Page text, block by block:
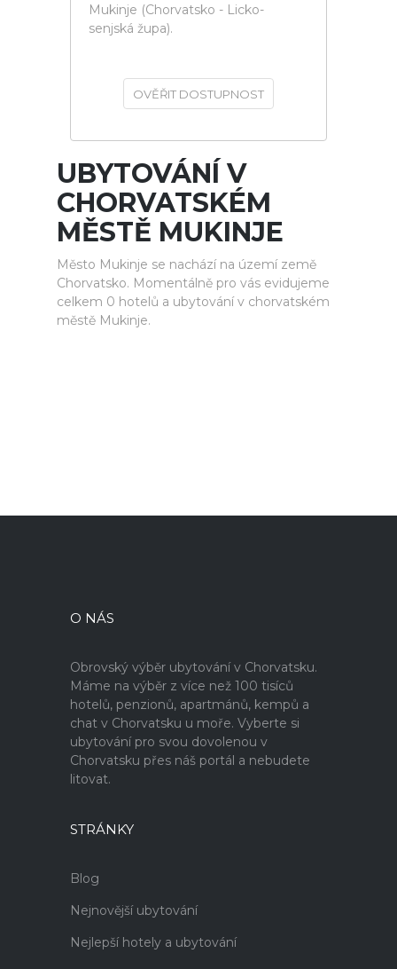
Mukinje (Chorvatsko - Licko-
senjská župa).
OVĚŘIT DOSTUPNOST
UBYTOVÁNÍ V
CHORVATSKÉM
MĚSTĚ MUKINJE
Město Mukinje se nachází na území země
Chorvatsko. Momentálně pro vás evidujeme
celkem 0 hotelů a ubytování v chorvatském
městě Mukinje.
O NÁS
Obrovský výběr ubytování v Chorvatsku.
Máme na výběr z více než 100 tisíců
hotelů, penzionů, apartmánů, kempů a
chat v Chorvatsku u moře. Vyberte si
ubytování pro svou dovolenou v
Chorvatsku přes náš portál a nebudete
litovat.
STRÁNKY
Blog
Nejnovější ubytování
Nejlepší hotely a ubytování